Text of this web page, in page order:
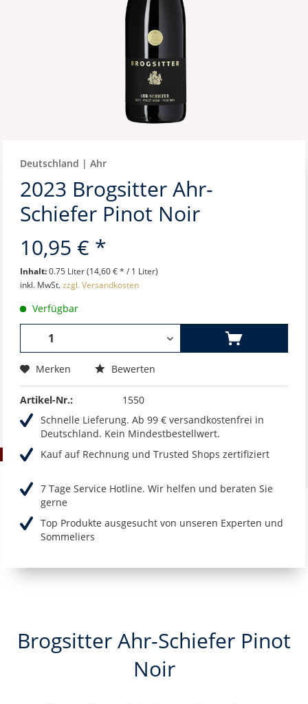
Deutschland | Ahr
2023 Brogsitter Ahr-
Schiefer Pinot Noir
10,95 € *
Inhalt:0.75 Liter (14,60 € * / 1 Liter)
inkl. MwSt.zzgl. Versandkosten
Verfügbar
Merken Bewerten
Artikel-Nr.:
1550
Schnelle Lieferung. Ab 99 € versandkostenfrei in
Deutschland. Kein Mindestbestellwert.
Kauf auf Rechnung und Trusted Shops zertifiziert
7 Tage Service Hotline. Wir helfen und beraten Sie
gerne
Top Produkte ausgesucht von unseren Experten und
Sommeliers
Brogsitter Ahr-Schiefer Pinot
Noir